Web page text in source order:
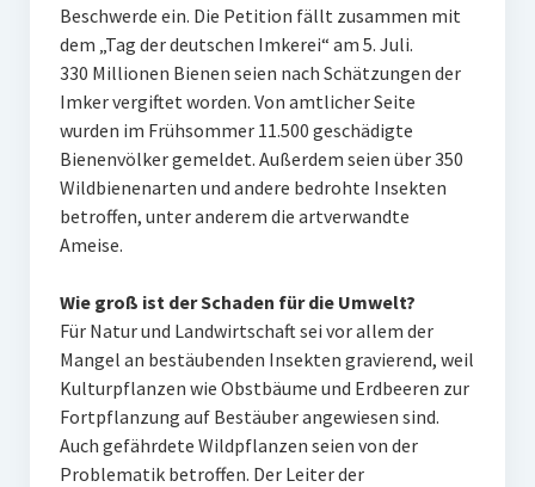
Beschwerde ein. Die Petition fällt zusammen mit
dem „Tag der deutschen Imkerei“ am 5. Juli.
330 Millionen Bienen seien nach Schätzungen der
Imker vergiftet worden. Von amtlicher Seite
wurden im Frühsommer 11.500 geschädigte
Bienenvölker gemeldet. Außerdem seien über 350
Wildbienenarten und andere bedrohte Insekten
betroffen, unter anderem die artverwandte
Ameise.
Wie groß ist der Schaden für die Umwelt?
Für Natur und Landwirtschaft sei vor allem der
Mangel an bestäubenden Insekten gravierend, weil
Kulturpflanzen wie Obstbäume und Erdbeeren zur
Fortpflanzung auf Bestäuber angewiesen sind.
Auch gefährdete Wildpflanzen seien von der
Problematik betroffen. Der Leiter der